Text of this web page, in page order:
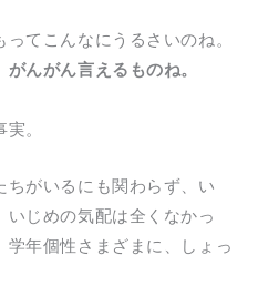
てこんなにうるさいのね。
んがん言えるものね。
。
ちがいるにも関わらず、い
じめの気配は全くなかっ
年個性さまざまに、しょっ